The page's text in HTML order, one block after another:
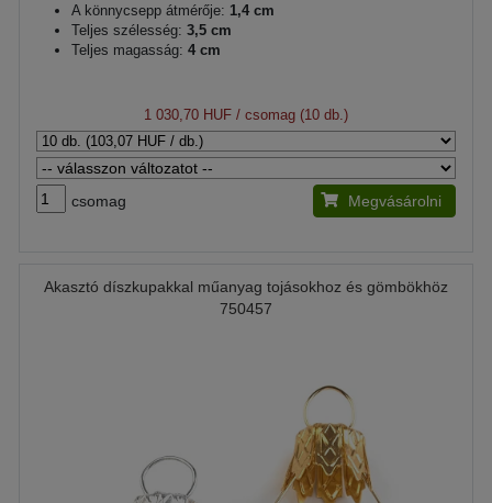
A könnycsepp átmérője: 1,4 cm
Teljes szélesség: 3,5 cm
Teljes magasság: 4 cm
1 030,70 HUF / csomag (10 db.)
csomag Megvásárolni
Akasztó díszkupakkal műanyag tojásokhoz és gömbökhöz
750457